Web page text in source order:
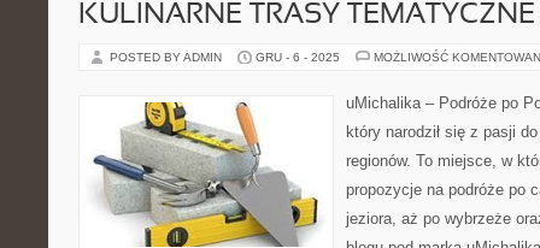
KULINARNE TRASY TEMATYCZNE
POSTED BY ADMIN GRU - 6 - 2025 MOŻLIWOŚĆ
uMichalika – Podróże po
który narodził się z pasji
regionów. To miejsce, w
propozycje na podróże po
jeziora, aż po wybrzeże